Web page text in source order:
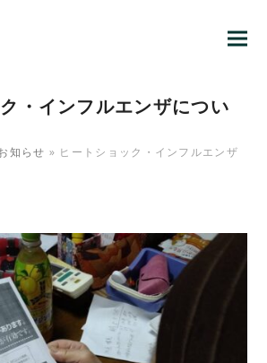
・インフルエンザについ
知らせ » ヒートショック・インフルエンザ